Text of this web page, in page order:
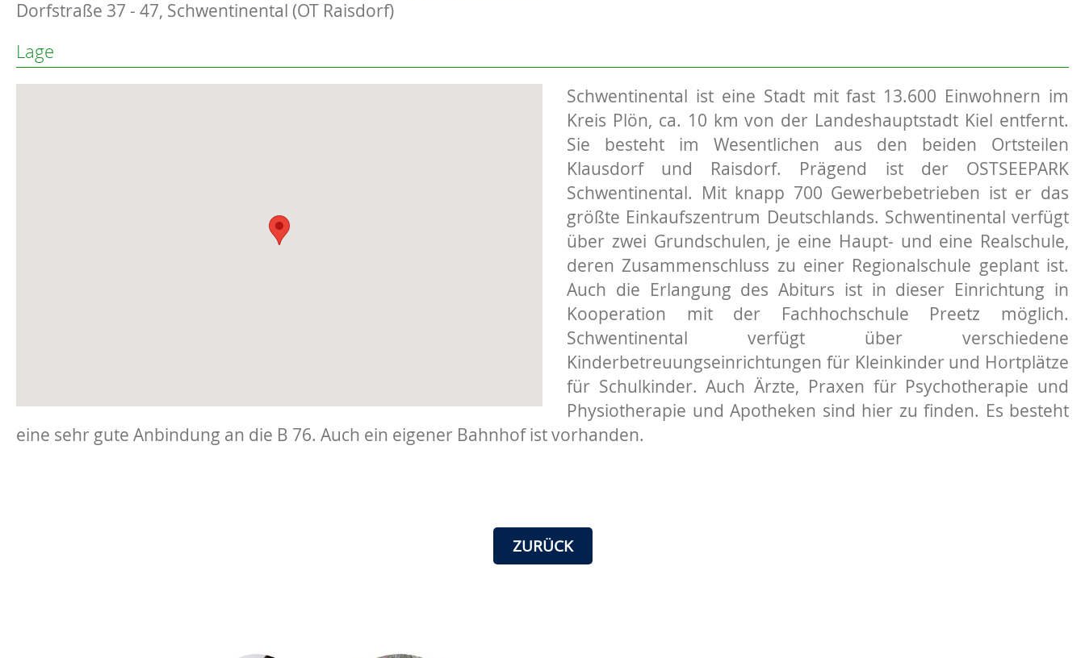
Dorfstraße 37 - 47, Schwentinental (OT Raisdorf)
Lage
Schwentinental ist eine Stadt mit fast 13.600 Einwohnern im
Kreis Plön, ca. 10 km von der Landeshauptstadt Kiel entfernt.
Sie besteht im Wesentlichen aus den beiden Ortsteilen
Klausdorf und Raisdorf. Prägend ist der OSTSEEPARK
Schwentinental. Mit knapp 700 Gewerbebetrieben ist er das
größte Einkaufszentrum Deutschlands. Schwentinental verfügt
über zwei Grundschulen, je eine Haupt- und eine Realschule,
deren Zusammenschluss zu einer Regionalschule geplant ist.
Auch die Erlangung des Abiturs ist in dieser Einrichtung in
Kooperation mit der Fachhochschule Preetz möglich.
Schwentinental verfügt über verschiedene
Kinderbetreuungseinrichtungen für Kleinkinder und Hortplätze
für Schulkinder. Auch Ärzte, Praxen für Psychotherapie und
Physiotherapie und Apotheken sind hier zu finden. Es besteht
eine sehr gute Anbindung an die B 76. Auch ein eigener Bahnhof ist vorhanden.
ZURÜCK